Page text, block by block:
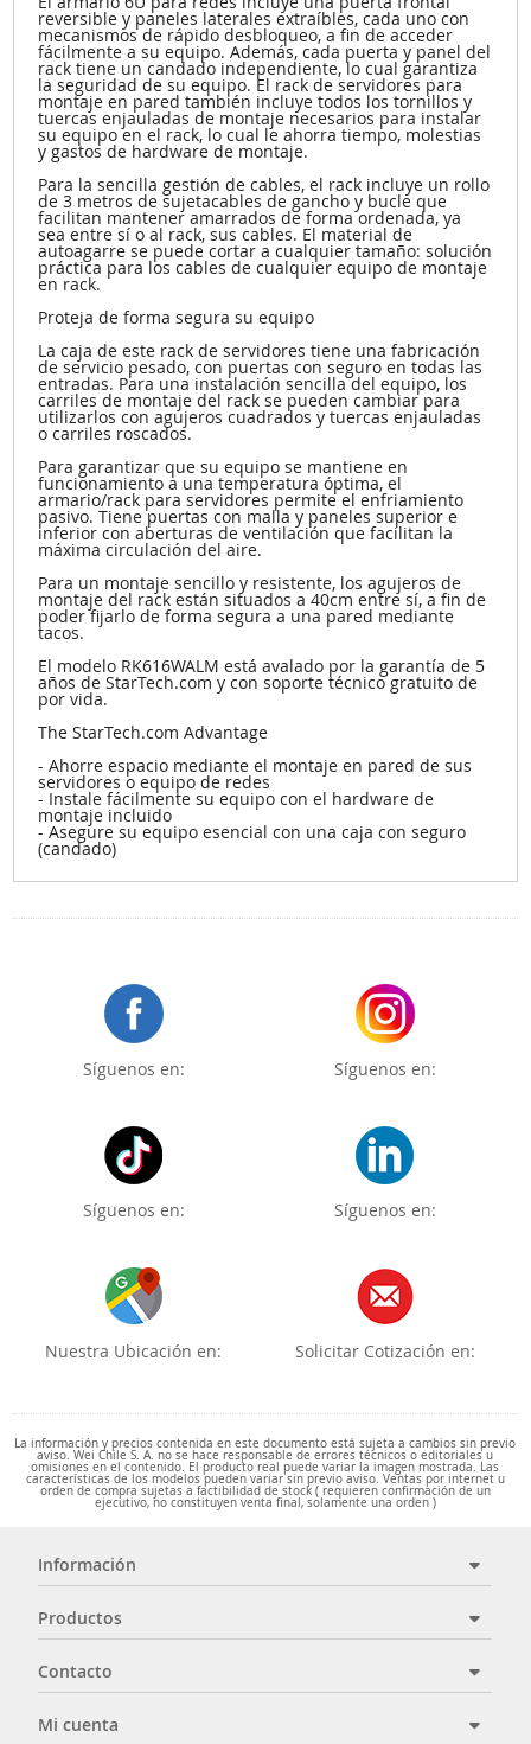
reversible y paneles laterales extraíbles, cada uno con
mecanismos de rápido desbloqueo, a fin de acceder
fácilmente a su equipo. Además, cada puerta y panel del
rack tiene un candado independiente, lo cual garantiza
la seguridad de su equipo. El rack de servidores para
montaje en pared también incluye todos los tornillos y
tuercas enjauladas de montaje necesarios para instalar
su equipo en el rack, lo cual le ahorra tiempo, molestias
y gastos de hardware de montaje.
Para la sencilla gestión de cables, el rack incluye un rollo
de 3 metros de sujetacables de gancho y bucle que
facilitan mantener amarrados de forma ordenada, ya
sea entre sí o al rack, sus cables. El material de
autoagarre se puede cortar a cualquier tamaño: solución
práctica para los cables de cualquier equipo de montaje
en rack.
Proteja de forma segura su equipo
La caja de este rack de servidores tiene una fabricación
de servicio pesado, con puertas con seguro en todas las
entradas. Para una instalación sencilla del equipo, los
carriles de montaje del rack se pueden cambiar para
utilizarlos con agujeros cuadrados y tuercas enjauladas
o carriles roscados.
Para garantizar que su equipo se mantiene en
funcionamiento a una temperatura óptima, el
armario/rack para servidores permite el enfriamiento
pasivo. Tiene puertas con malla y paneles superior e
inferior con aberturas de ventilación que facilitan la
máxima circulación del aire.
Para un montaje sencillo y resistente, los agujeros de
montaje del rack están situados a 40cm entre sí, a fin de
poder fijarlo de forma segura a una pared mediante
tacos.
El modelo RK616WALM está avalado por la garantía de 5
años de StarTech.com y con soporte técnico gratuito de
por vida.
The StarTech.com Advantage
- Ahorre espacio mediante el montaje en pared de sus
servidores o equipo de redes
- Instale fácilmente su equipo con el hardware de
montaje incluido
- Asegure su equipo esencial con una caja con seguro
(candado)
Síguenos en: Síguenos en:
Síguenos en: Síguenos en:
Nuestra Ubicación en: Solicitar Cotización en:
La información y precios contenida en este documento está sujeta a cambios sin previo
aviso. Wei Chile S. A. no se hace responsable de errores técnicos o editoriales u
omisiones en el contenido. El producto real puede variar la imagen mostrada. Las
características de los modelos pueden variar sin previo aviso. Ventas por internet u
orden de compra sujetas a factibilidad de stock ( requieren confirmación de un
ejecutivo, no constituyen venta final, solamente una orden )
Información
Productos
Contacto
Mi cuenta